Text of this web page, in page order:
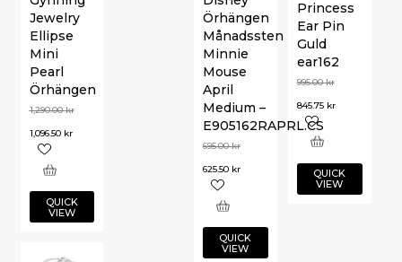
Princess
Ear Pin
Guld
ear162
995.00kr
845.75 kr
QUICK
VIEW
Jewelry
Ellipse
Mini
Pearl
Örhängen
1,290.00kr
1,096.50 kr
QUICK
VIEW
Örhängen
Månadssten
Minnie
Mouse
April
Medium –
E905162RAPRL.CS
695.00kr
625.50 kr
QUICK
VIEW